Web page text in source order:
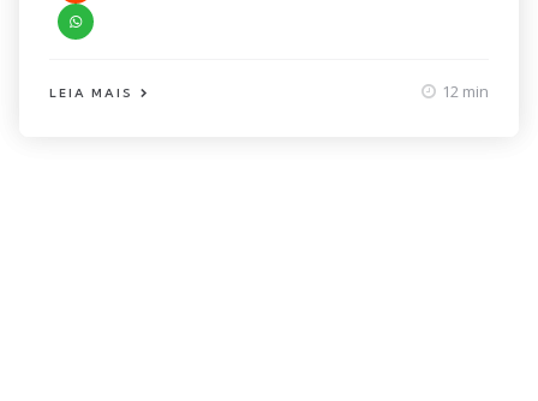
LEIA MAIS 12 min